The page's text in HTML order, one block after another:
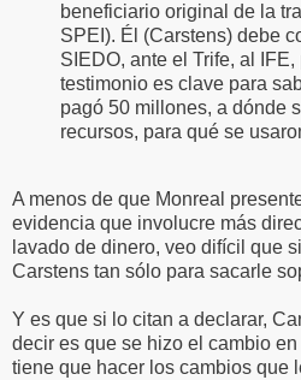
beneficiario original de la
SPEI). Él (Carstens) debe
SIEDO, ante el Trife, al
testimonio es clave para
pagó 50 millones, a dónde
recursos, para qué se
A menos de que Monreal
evidencia que involucre más
lavado de dinero, veo difícil que
Carstens tan sólo para sacarle
Y es que si lo citan a declarar,
decir es que se hizo el cambio
tiene que hacer los cambios que